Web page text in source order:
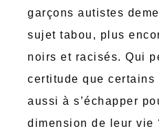
garçons autistes
sujet tabou, plus
noirs et racisés. Qui
certitude que certains
aussi à s’échapper
dimension de leur vie